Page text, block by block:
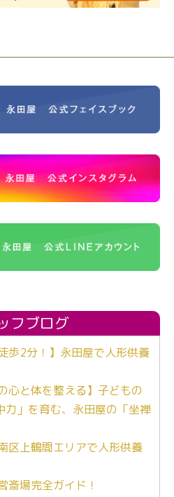
フブログ
歩2分！】永田屋で人形供養
心と体を整える】子どもの
力」を育む、永田屋の「坐禅
区上鶴間エリアで人形供養
斎場完全ガイド！